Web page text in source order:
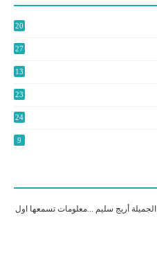
20
27
13
23
24
9
أريج سليم ...معلومات تسمعها اول